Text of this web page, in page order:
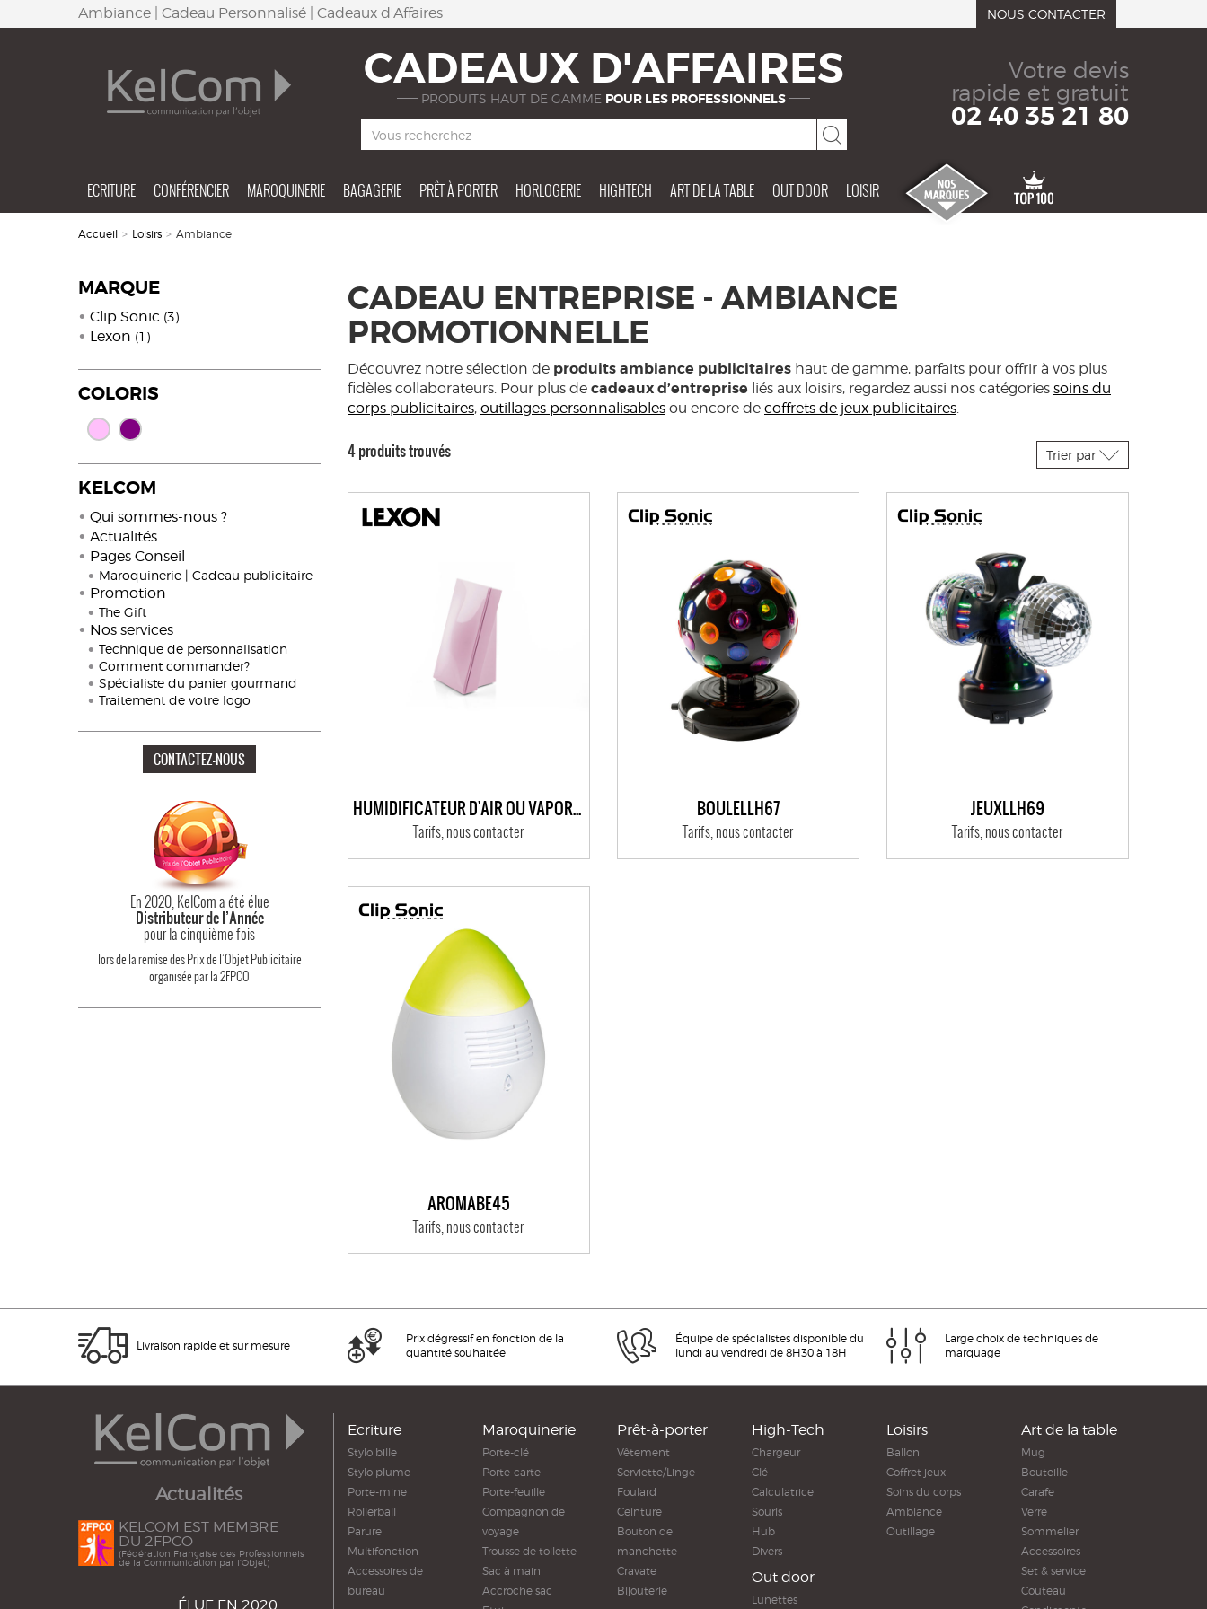
Ambiance | Cadeau Personnalisé | Cadeaux d'Affaires NOUS CONTACTER
CADEAUX D'AFFAIRES
PRODUITS HAUT DE GAMME POUR LES PROFESSIONNELS
Votre devis
rapide et gratuit
02 40 35 21 80
ECRITURE CONFÉRENCIER MAROQUINERIE BAGAGERIE PRÊT À PORTER HORLOGERIE HIGHTECH ART DE LA TABLE OUT DOOR LOISIR
Accueil > Loisirs > Ambiance
MARQUE
Clip Sonic (3)
Lexon (1)
COLORIS
KELCOM
Qui sommes-nous ?
Actualités
Pages Conseil
Maroquinerie | Cadeau publicitaire
Promotion
The Gift
Nos services
Technique de personnalisation
Comment commander?
Spécialiste du panier gourmand
Traitement de votre logo
CONTACTEZ-NOUS
En 2020, KelCom a été élue
Distributeur de l’Année
pour la cinquième fois
lors de la remise des Prix de l’Objet Publicitaire
organisée par la 2FPCO
CADEAU ENTREPRISE - AMBIANCE
PROMOTIONNELLE
Découvrez notre sélection de produits ambiance publicitaires haut de gamme, parfaits pour offrir à vos plus
fidèles collaborateurs. Pour plus de cadeaux d’entreprise liés aux loisirs, regardez aussi nos catégories soins du
corps publicitaires, outillages personnalisables ou encore de coffrets de jeux publicitaires.
4 produits trouvés Trier par
HUMIDIFICATEUR D'AIR OU VAPORISEUR D'AROME
Tarifs, nous contacter
BOULELLH67
Tarifs, nous contacter
JEUXLLH69
Tarifs, nous contacter
AROMABE45
Tarifs, nous contacter
Livraison rapide et sur mesure
Prix dégressif en fonction de la
quantité souhaitée
Équipe de spécialistes disponible du
lundi au vendredi de 8H30 à 18H
Large choix de techniques de
marquage
Actualités
KELCOM EST MEMBRE
DU 2FPCO
(Fédération Française des Professionnels
de la Communication par l'Objet)
ÉLUE EN 2020
Ecriture
Stylo bille
Stylo plume
Porte-mine
Rollerball
Parure
Multifonction
Accessoires de
bureau
Maroquinerie
Porte-clé
Porte-carte
Porte-feuille
Compagnon de
voyage
Trousse de toilette
Sac à main
Accroche sac
Prêt-à-porter
Vêtement
Serviette/Linge
Foulard
Ceinture
Bouton de
manchette
Cravate
Bijouterie
High-Tech
Chargeur
Clé
Calculatrice
Souris
Hub
Divers
Out door
Lunettes
Loisirs
Ballon
Coffret jeux
Soins du corps
Ambiance
Outillage
Art de la table
Mug
Bouteille
Carafe
Verre
Sommelier
Accessoires
Set & service
Couteau